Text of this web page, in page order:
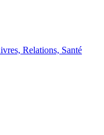
Relations, Santé